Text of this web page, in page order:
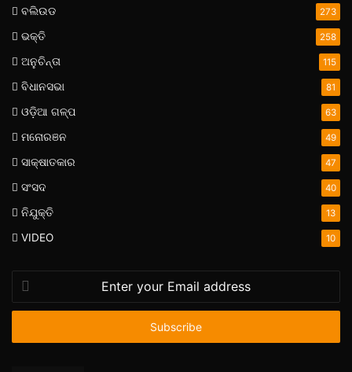
ବଲିଉଡ 273
ଭକ୍ତି 258
ଅନୁଚିନ୍ତା 115
ବିଧାନସଭା 81
ଓଡ଼ିଆ ଗଳ୍ପ 63
ମନୋରଞନ 49
ସାକ୍ଷାତକାର 47
ସଂସଦ 40
ନିଯୁକ୍ତି 13
VIDEO 10
your
Email